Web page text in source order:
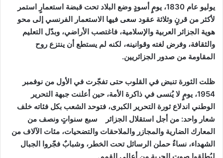
يوليو عام 1830، يومٍ أسودٍ وضع البلاد تحت قبضة استعمارٍ استمر
لأكثر من قرنٍ وثلاثة عقود سعى فيها الاستعمار الفرنسي إلى محو
هوية الجزائر العربية والإسلامية، فاغتصب الأراضي، وبدّل التعليم
والثقافة، وفرض لغته وقوانينه، لكنه لم يستطع أن ينتزع روح
المقاومة من صدور الجزائريين.
ظلت الثورة تنبض في القلوب حتى تفجّرت في الأول من نوفمبر
1954، يومٍ لا يُنسى في ذاكرة الأمة، حين أعلنت جبهة التحرير
الوطني اندلاع ثورة التحرير الكبرى، فتوحد الشعب بكل فئاته خلف
شعار واحد: من أجل استقلال الجزائر
سبع سنواتٍ ونصف من
المعارك الضارية والمجازر والملاحقات والتضحيات، مئات الآلاف من
الشهداء، نساءٌ حملن الرسائل تحت الخطر، وشبابٌ فجّروا الجبال